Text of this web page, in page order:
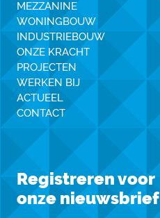
MEZZANINE
WONINGBOUW
INDUSTRIEBOUW
ONZE KRACHT
PROJECTEN
WERKEN BIJ
ACTUEEL
CONTACT
Registreren voor
onze nieuwsbrief